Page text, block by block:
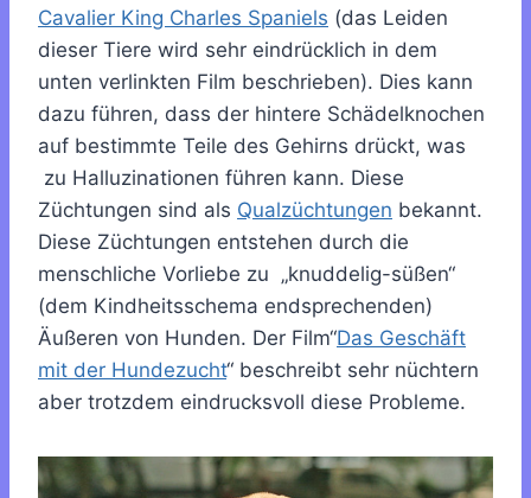
Cavalier King Charles Spaniels (das Leiden
dieser Tiere wird sehr eindrücklich in dem
unten verlinkten Film beschrieben). Dies kann
dazu führen, dass der hintere Schädelknochen
auf bestimmte Teile des Gehirns drückt, was
zu Halluzinationen führen kann. Diese
Züchtungen sind als Qualzüchtungen bekannt.
Diese Züchtungen entstehen durch die
menschliche Vorliebe zu „knuddelig-süßen“
(dem Kindheitsschema endsprechenden)
Äußeren von Hunden. Der Film“Das Geschäft
mit der Hundezucht“ beschreibt sehr nüchtern
aber trotzdem eindrucksvoll diese Probleme.